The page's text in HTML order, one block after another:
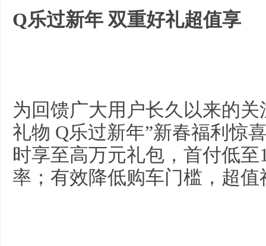
Q乐过新年 双重好礼超值享
为回馈广大用户长久以来的
礼物 Q乐过新年”新春福利惊
时享至高万元礼包，首付低
率；有效降低购车门槛，超